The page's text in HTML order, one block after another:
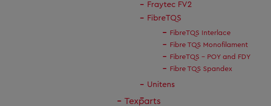
Fraytec FV2
FibreTQS
FibreTQS Interlace
Fibre TQS Monofilament
FibreTQS - POY and FDY
Fibre TQS Spandex
Unitens
Texparts